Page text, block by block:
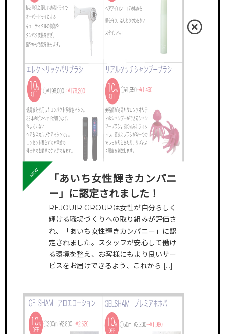
「あいち女性輝きカンパニ
ー」に認定されました！
REJOUIR GROUPは女性が自分らしく
輝ける職場づくりへの取り組みが評価さ
れ、「あいち女性輝きカンパニー」に認
定されました。スタッフが安心して働け
る環境を整え、お客様にもより良いサー
ビスをお届けできるよう、これから […]
VIEW MORE